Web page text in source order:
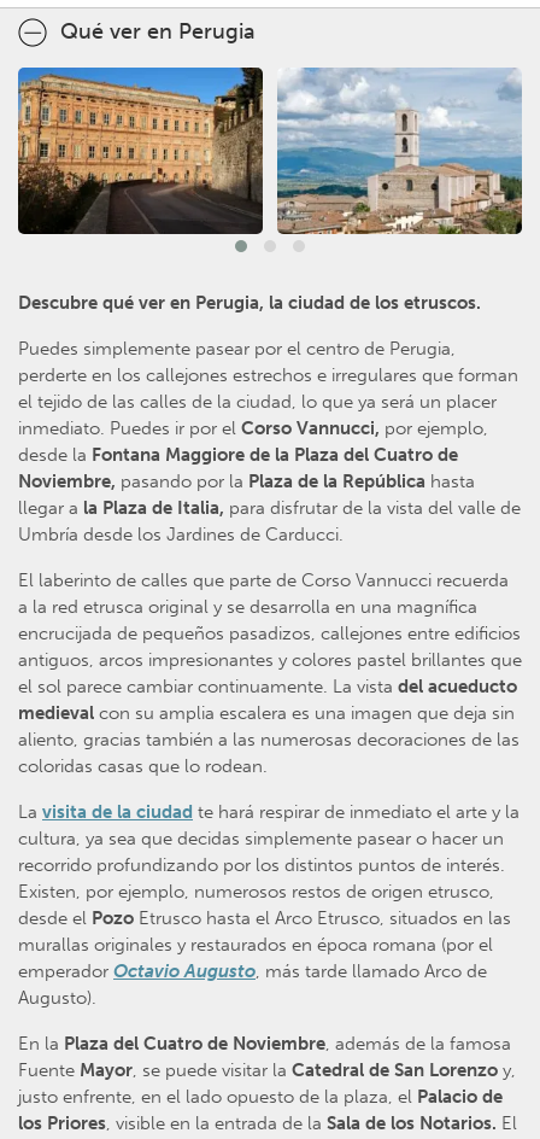
Qué ver en Perugia
Descubre qué ver en Perugia, la ciudad de los etruscos.
Puedes simplemente pasear por el centro de Perugia,
perderte en los callejones estrechos e irregulares que forman
el tejido de las calles de la ciudad, lo que ya será un placer
inmediato. Puedes ir por el Corso Vannucci, por ejemplo,
desde la Fontana Maggiore de la Plaza del Cuatro de
Noviembre, pasando por la Plaza de la República hasta
llegar a la Plaza de Italia, para disfrutar de la vista del valle de
Umbría desde los Jardines de Carducci.
El laberinto de calles que parte de Corso Vannucci recuerda
a la red etrusca original y se desarrolla en una magnífica
encrucijada de pequeños pasadizos, callejones entre edificios
antiguos, arcos impresionantes y colores pastel brillantes que
el sol parece cambiar continuamente. La vista del acueducto
medieval con su amplia escalera es una imagen que deja sin
aliento, gracias también a las numerosas decoraciones de las
coloridas casas que lo rodean.
La visita de la ciudad te hará respirar de inmediato el arte y la
cultura, ya sea que decidas simplemente pasear o hacer un
recorrido profundizando por los distintos puntos de interés.
Existen, por ejemplo, numerosos restos de origen etrusco,
desde el Pozo Etrusco hasta el Arco Etrusco, situados en las
murallas originales y restaurados en época romana (por el
emperador Octavio Augusto, más tarde llamado Arco de
Augusto).
En la Plaza del Cuatro de Noviembre, además de la famosa
Fuente Mayor, se puede visitar la Catedral de San Lorenzo y,
justo enfrente, en el lado opuesto de la plaza, el Palacio de
los Priores, visible en la entrada de la Sala de los Notarios. El